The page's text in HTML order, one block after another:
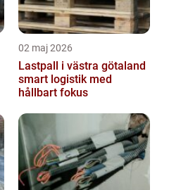
02 maj 2026
Lastpall i västra götaland
smart logistik med
hållbart fokus